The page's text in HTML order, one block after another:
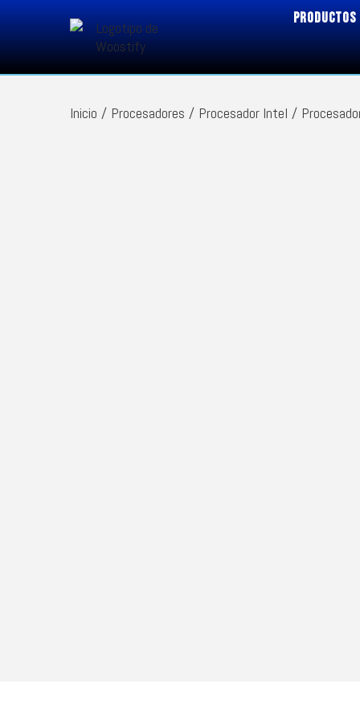
PRODUCTOS
Inicio / Procesadores / Procesador Intel /